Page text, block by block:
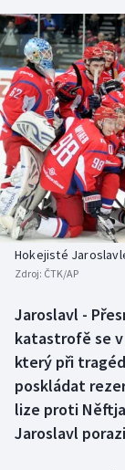
Atletika
Cyklistika
DALŠÍ SPORTY
Americký
Baseball a
Basketbal
Biatlon
Boby a
Box
Curling
Soutěže
Historické
Aplikace ČT
AZ kvíz
Hokejisté
Zdroj: ČTK/AP
Jaroslavl -
katastrofě se v
který při
poskládat
lize proti
Jaroslavl